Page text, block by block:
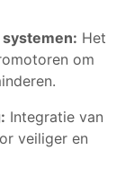
Het
om
Integratie van
veiliger en